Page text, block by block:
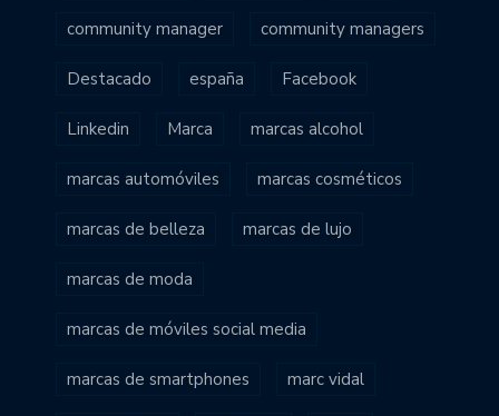
community manager community managers
Destacado españa Facebook
Linkedin Marca marcas alcohol
marcas automóviles marcas cosméticos
marcas de belleza marcas de lujo
marcas de moda
marcas de móviles social media
marcas de smartphones marc vidal